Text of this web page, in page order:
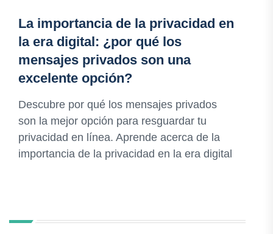
La importancia de la privacidad en
la era digital: ¿por qué los
mensajes privados son una
excelente opción?
Descubre por qué los mensajes privados
son la mejor opción para resguardar tu
privacidad en línea. Aprende acerca de la
importancia de la privacidad en la era digital